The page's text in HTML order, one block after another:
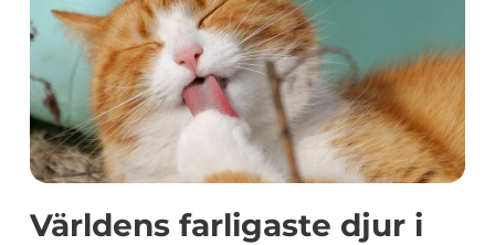
Världens farligaste djur i